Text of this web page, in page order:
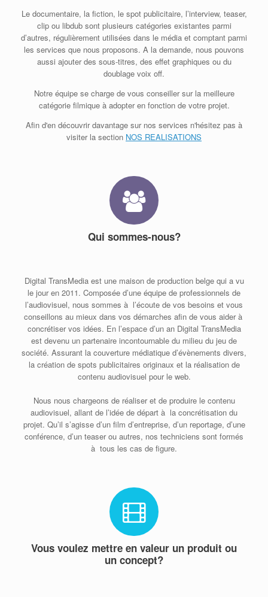
Le documentaire, la fiction, le spot publicitaire, l’interview, teaser,
clip ou libdub sont plusieurs catégories existantes parmi
d’autres, régulièrement utilisées dans le média et comptant parmi
les services que nous proposons. A la demande, nous pouvons
aussi ajouter des sous-titres, des effet graphiques ou du
doublage voix off.
Notre équipe se charge de vous conseiller sur la meilleure
catégorie filmique à adopter en fonction de votre projet.
Afin d'en découvrir davantage sur nos services n'hésitez pas à
visiter la section NOS REALISATIONS
Qui sommes-nous?
Digital TransMedia est une maison de production belge qui a vu
le jour en 2011. Composée d’une équipe de professionnels de
l’audiovisuel, nous sommes à l’écoute de vos besoins et vous
conseillons au mieux dans vos démarches afin de vous aider à
concrétiser vos idées. En l’espace d’un an Digital TransMedia
est devenu un partenaire incontournable du milieu du jeu de
société. Assurant la couverture médiatique d’évènements divers,
la création de spots publicitaires originaux et la réalisation de
contenu audiovisuel pour le web.
Nous nous chargeons de réaliser et de produire le contenu
audiovisuel, allant de l’idée de départ à la concrétisation du
projet. Qu’il s’agisse d’un film d’entreprise, d’un reportage, d’une
conférence, d’un teaser ou autres, nos techniciens sont formés
à tous les cas de figure.
Vous voulez mettre en valeur un produit ou
un concept?